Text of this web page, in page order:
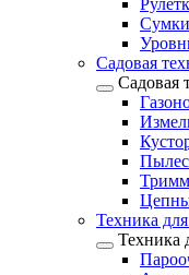
Садовая
Садовая
Техника
Техника